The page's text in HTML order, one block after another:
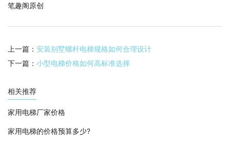
笔趣阁原创
上一篇： 安装别墅螺杆电梯规格如何合理设计
下一篇： 小型电梯价格如何高标准选择
相关推荐
家用电梯厂家价格
家用电梯的价格预算多少?